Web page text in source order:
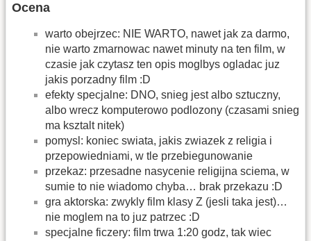
Ocena
warto obejrzec: NIE WARTO, nawet jak za darmo,
nie warto zmarnowac nawet minuty na ten film, w
czasie jak czytasz ten opis moglbys ogladac juz
jakis porzadny film :D
efekty specjalne: DNO, snieg jest albo sztuczny,
albo wrecz komputerowo podlozony (czasami snieg
ma ksztalt nitek)
pomysl: koniec swiata, jakis zwiazek z religia i
przepowiedniami, w tle przebiegunowanie
przekaz: przesadne nasycenie religijna sciema, w
sumie to nie wiadomo chyba… brak przekazu :D
gra aktorska: zwykly film klasy Z (jesli taka jest)…
nie moglem na to juz patrzec :D
specjalne ficzery: film trwa 1:20 godz, tak wiec